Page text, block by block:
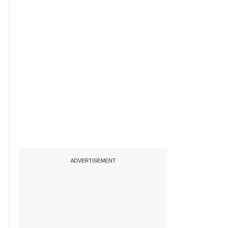
ADVERTISEMENT